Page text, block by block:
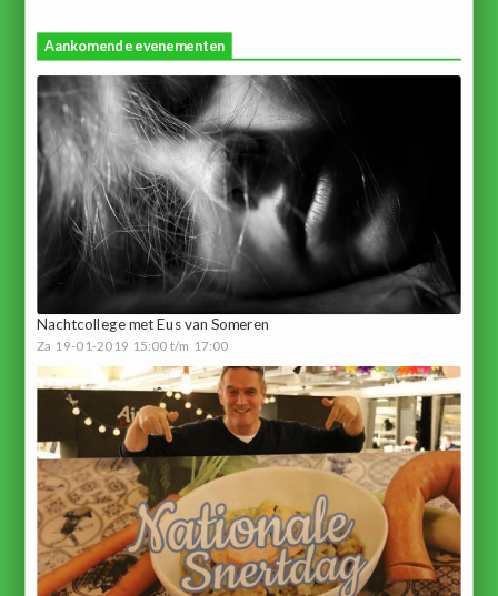
Aankomende evenementen
Nachtcollege met Eus van Someren
Za 19-01-2019 15:00 t/m 17:00